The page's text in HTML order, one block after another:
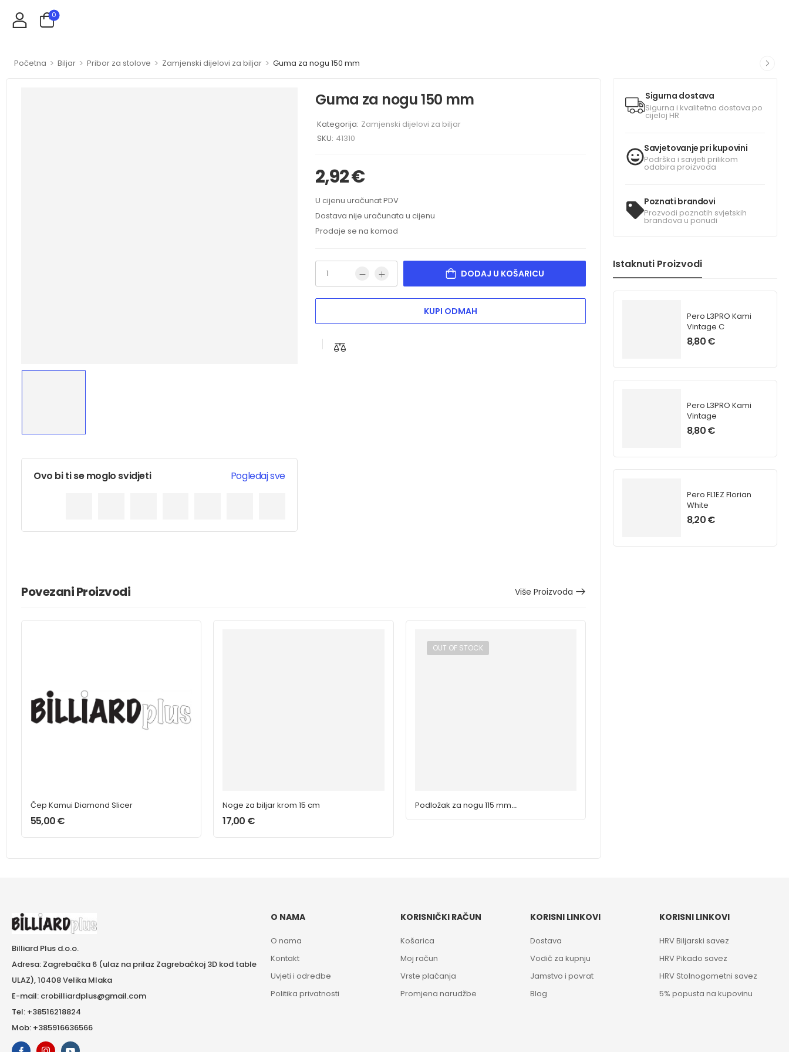
0
Početna > Biljar > Pribor za stolove > Zamjenski dijelovi za biljar > Guma za nogu 150 mm
Sigurna dostava
Sigurna i kvalitetna dostava po
cijeloj HR
Savjetovanje pri kupovini
Podrška i savjeti prilikom
odabira proizvoda
Poznati brandovi
Prozvodi poznatih svjetskih
brandova u ponudi
Istaknuti Proizvodi
Pero L3PRO Kami
Vintage C
8,80€
Pero L3PRO Kami
Vintage
8,80€
Pero FL1EZ Florian
White
8,20€
Ovo bi ti se moglo svidjeti Pogledaj sve
Guma za nogu 150 mm
Kategorija: Zamjenski dijelovi za biljar
SKU: 41310
2,92€
U cijenu uračunat PDV
Dostava nije uračunata u cijenu
Prodaje se na komad
DODAJ U KOŠARICU
KUPI ODMAH
Povezani Proizvodi Više Proizvoda
Čep Kamui Diamond Slicer
55,00€
Noge za biljar krom 15 cm
17,00 €
OUT OF STOCK
Podložak za nogu 115 mm
Billiard Plus d.o.o.
Adresa: Zagrebačka 6 (ulaz na prilaz Zagrebačkoj 3D kod table
ULAZ), 10408 Velika Mlaka
E-mail: crobilliardplus@gmail.com
Tel: +38516218824
Mob: +385916636566
O NAMA
O nama
Kontakt
Uvjeti i odredbe
Politika privatnosti
KORISNIČKI RAČUN
Košarica
Moj račun
Vrste plaćanja
Promjena narudžbe
KORISNI LINKOVI
Dostava
Vodič za kupnju
Jamstvo i povrat
Blog
KORISNI LINKOVI
HRV Biljarski savez
HRV Pikado savez
HRV Stolnogometni savez
5% popusta na kupovinu